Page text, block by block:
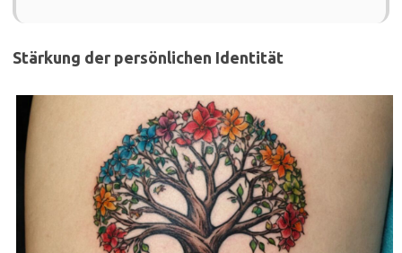
Stärkung der persönlichen Identität